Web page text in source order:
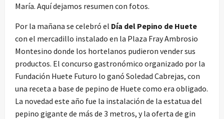
María. Aquí dejamos resumen con fotos.
Por la mañana se celebró el Día del Pepino de Huete
con el mercadillo instalado en la Plaza Fray Ambrosio
Montesino donde los hortelanos pudieron vender sus
productos. El concurso gastronómico organizado por la
Fundación Huete Futuro lo ganó Soledad Cabrejas, con
una receta a base de pepino de Huete como era obligado.
La novedad este año fue la instalación de la estatua del
pepino gigante de más de 3 metros, y la oferta de gin